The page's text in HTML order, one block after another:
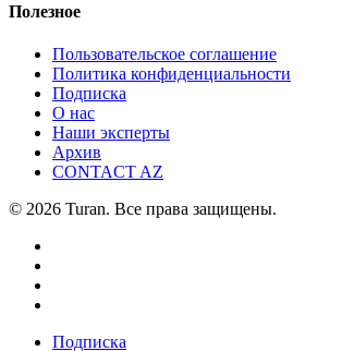
Полезное
Пользовательское соглашение
Политика конфиденциальности
Подписка
О нас
Наши эксперты
Архив
CONTACT AZ
© 2026 Turan. Все права защищены.
Подписка